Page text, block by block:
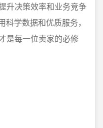
升决策效率和业务竞争
科学数据和优质服务，
是每一位卖家的必修